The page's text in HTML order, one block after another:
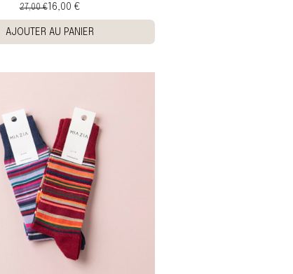
27,00 €16,00 €
AJOUTER AU PANIER